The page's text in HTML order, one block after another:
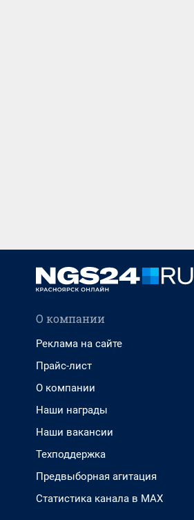
О компании
Реклама на сайте
Прайс-лист
О компании
Наши награды
Наши вакансии
Техподдержка
Предвыборная агитация
Статистика канала в MAX